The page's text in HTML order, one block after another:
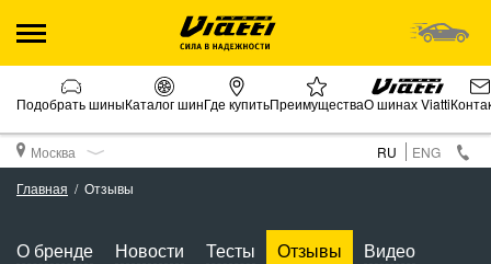
Подобрать шиныКаталог шинГде купитьПреимуществаО шинах Viatti
Москва RU
ENG
Главная
Отзывы
О бренде Новости Тесты Отзывы
Видео